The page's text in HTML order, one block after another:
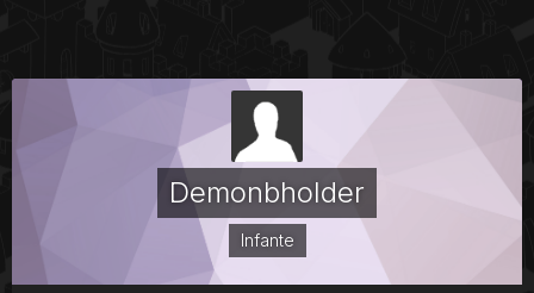
Demonbholder
Infante